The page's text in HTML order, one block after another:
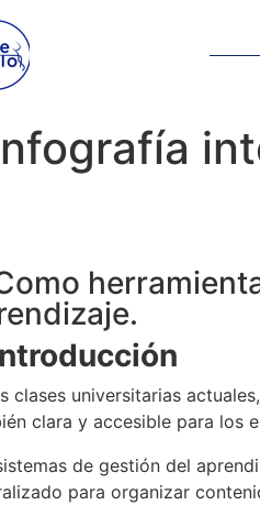
clases universitarias
clara y accesible para los
de gestión del
para organizar